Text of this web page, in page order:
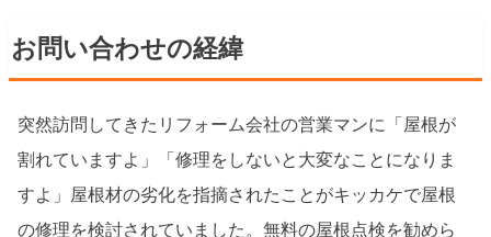
お問い合わせの経緯
突然訪問してきたリフォーム会社の営業マンに「屋根が
割れていますよ」「修理をしないと大変なことになりま
すよ」屋根材の劣化を指摘されたことがキッカケで屋根
の修理を検討されていました。無料の屋根点検を勧めら